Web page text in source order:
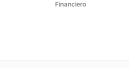
Financiero